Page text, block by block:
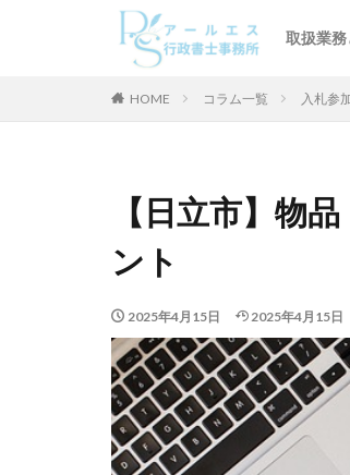
取扱業
HOME コラム一覧 入札参
【日立市】物
ント
2025年4月15日 2025年4月15日